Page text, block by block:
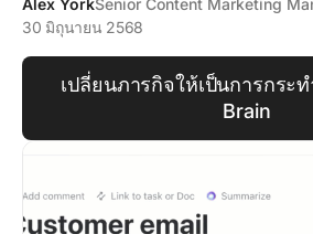
Alex YorkSenior Content Marketing
30 มิถุนายน 2568
เปลี่ยนภารกิจให้เป็นการกระ
Brain